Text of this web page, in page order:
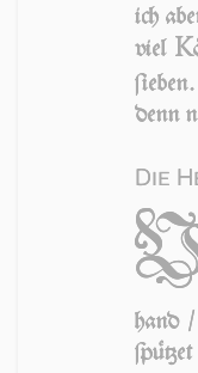
ich
viel K
denn
Die
hand